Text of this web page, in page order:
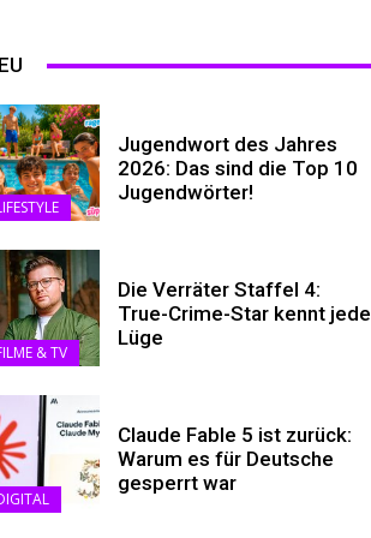
Jugendwort des Jahres
2026: Das sind die Top 10
Jugendwörter!
& TV
Die Verräter Staffel 4:
True-Crime-Star kennt jede
Lüge
Claude Fable 5 ist zurück:
Warum es für Deutsche
gesperrt war